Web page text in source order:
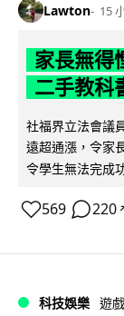
Lawton 15
家長無得
二手教科
社福界立法會議
遠超通漲，令家
令學生無法完成
569 220
科技娛樂 遊